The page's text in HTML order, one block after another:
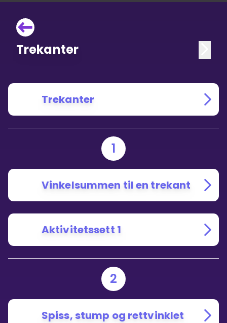
Trekanter
Trekanter
1
Vinkelsummen til en trekant
Aktivitetssett 1
2
Spiss, stump og rettvinklet